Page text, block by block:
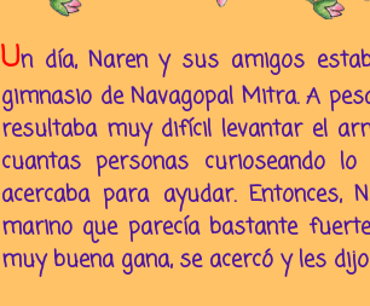
Un día, Naren y sus amigos
gimnasio de Navagopal Mitra. A
resultaba muy difícil levantar el
cuantas personas curioseando
acercaba para ayudar.
marino que parecía bastante
muy buena gana, se acercó y les